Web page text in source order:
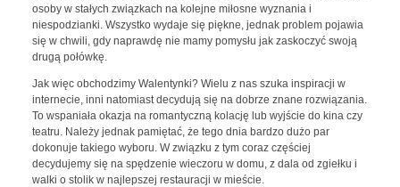
osoby w stałych związkach na kolejne miłosne wyznania i
niespodzianki. Wszystko wydaje się piękne, jednak problem pojawia
się w chwili, gdy naprawdę nie mamy pomysłu jak zaskoczyć swoją
drugą połówkę.
Jak więc obchodzimy Walentynki? Wielu z nas szuka inspiracji w
internecie, inni natomiast decydują się na dobrze znane rozwiązania.
To wspaniała okazja na romantyczną kolację lub wyjście do kina czy
teatru. Należy jednak pamiętać, że tego dnia bardzo dużo par
dokonuje takiego wyboru. W związku z tym coraz częściej
decydujemy się na spędzenie wieczoru w domu, z dala od zgiełku i
walki o stolik w najlepszej restauracji w mieście.